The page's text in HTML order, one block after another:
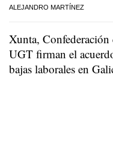
ALEJANDRO MARTÍNEZ
Xunta, Confederación
UGT firman el
bajas laborales en